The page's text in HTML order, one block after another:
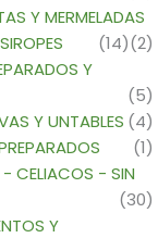
Y MERMELADAS
(2)
(14)
Y
(5)
Y UNTABLES (4)
(1)
- CELIACOS - SIN
(30)
Y